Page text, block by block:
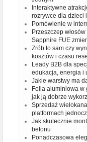
Interaktywne
rozrywce dla dzieci i
Pomówienie w
Przeszczep
Sapphire FUE
Zrób to sam czy
kosztów i czasu
Leady B2B dla
edukacja, energia i
Jakie warstwy ma
Folia aluminiowa w
jak ją dobrze
Sprzedaż
platformach
Jak skutecznie
betonu
Ponadczasowa